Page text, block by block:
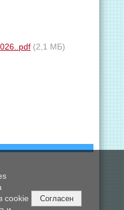
(2,1 МБ)
cookie
Согласен